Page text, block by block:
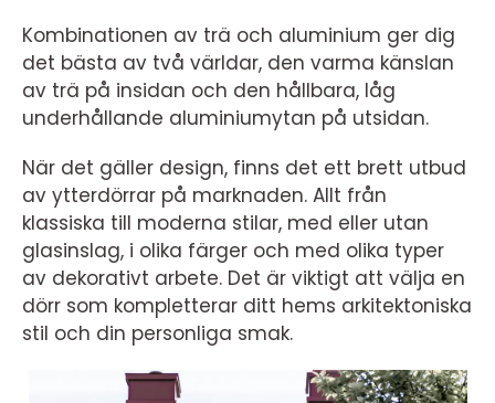
Kombinationen av trä och aluminium ger dig
det bästa av två världar, den varma känslan
av trä på insidan och den hållbara, låg
underhållande aluminiumytan på utsidan.
När det gäller design, finns det ett brett utbud
av ytterdörrar på marknaden. Allt från
klassiska till moderna stilar, med eller utan
glasinslag, i olika färger och med olika typer
av dekorativt arbete. Det är viktigt att välja en
dörr som kompletterar ditt hems arkitektoniska
stil och din personliga smak.